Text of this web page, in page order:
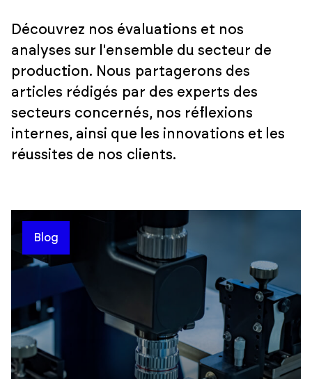
Découvrez nos évaluations et nos
analyses sur l'ensemble du secteur de
production. Nous partagerons des
articles rédigés par des experts des
secteurs concernés, nos réflexions
internes, ainsi que les innovations et les
réussites de nos clients.
Blog